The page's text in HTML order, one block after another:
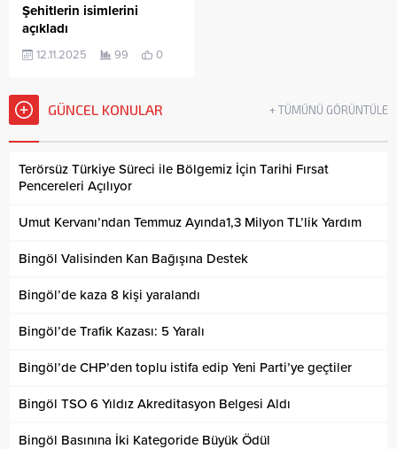
Şehitlerin isimlerini
açıkladı
12.11.2025 99 0
GÜNCEL KONULAR + TÜMÜNÜ GÖRÜNTÜLE
Terörsüz Türkiye Süreci ile Bölgemiz İçin Tarihi Fırsat
Pencereleri Açılıyor
Umut Kervanı’ndan Temmuz Ayında1,3 Milyon TL’lik Yardım
Bingöl Valisinden Kan Bağışına Destek
Bingöl’de kaza 8 kişi yaralandı
Bingöl’de Trafik Kazası: 5 Yaralı
Bingöl’de CHP’den toplu istifa edip Yeni Parti’ye geçtiler
Bingöl TSO 6 Yıldız Akreditasyon Belgesi Aldı
Bingöl Basınına İki Kategoride Büyük Ödül